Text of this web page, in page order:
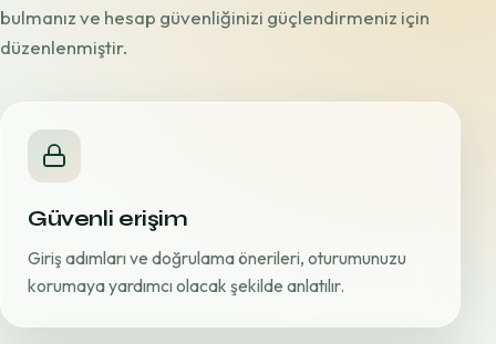
bulmanız ve hesap güvenliğinizi güçlendirmeniz için
düzenlenmiştir.
Güvenli erişim
Giriş adımları ve doğrulama önerileri, oturumunuzu
korumaya yardımcı olacak şekilde anlatılır.